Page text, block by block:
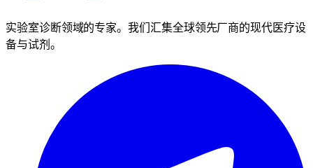
实验室诊断领域的专家。我们汇集全球领先厂商的现代医疗设
备与试剂。